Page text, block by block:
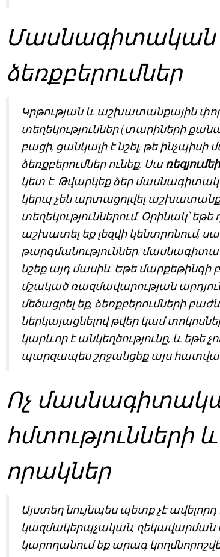
Մասնագիտական
ձեռքբերումներ
Կրթության և աշխատանքային
տեղեկություններ (տարիների
բացի, ցանկալի է նշել, թե
ձեռքբերումներ ունեք: Սա
կետ է: Թվարկեք ձեր
կերպ չեն արտացոլվել
տեղեկություններում: Օրինակ՝
աշխատել եք լեզվի կենտրոնում,
թարգմանություններ,
նշեք այդ մասին: Եթե
մշակած ռազմավարության
մեծացրել եք, ձեռքբերումների
ներկայացնելով թվեր կամ
կարևոր է անկեղծությունը, և եթե
պարզապես շրջանցեք այս
Ոչ
հմտությունների
որակներ
Այստեղ նույնպես պետք չէ
կազմակերպչական, ղեկավարման
կարողանում եք արագ